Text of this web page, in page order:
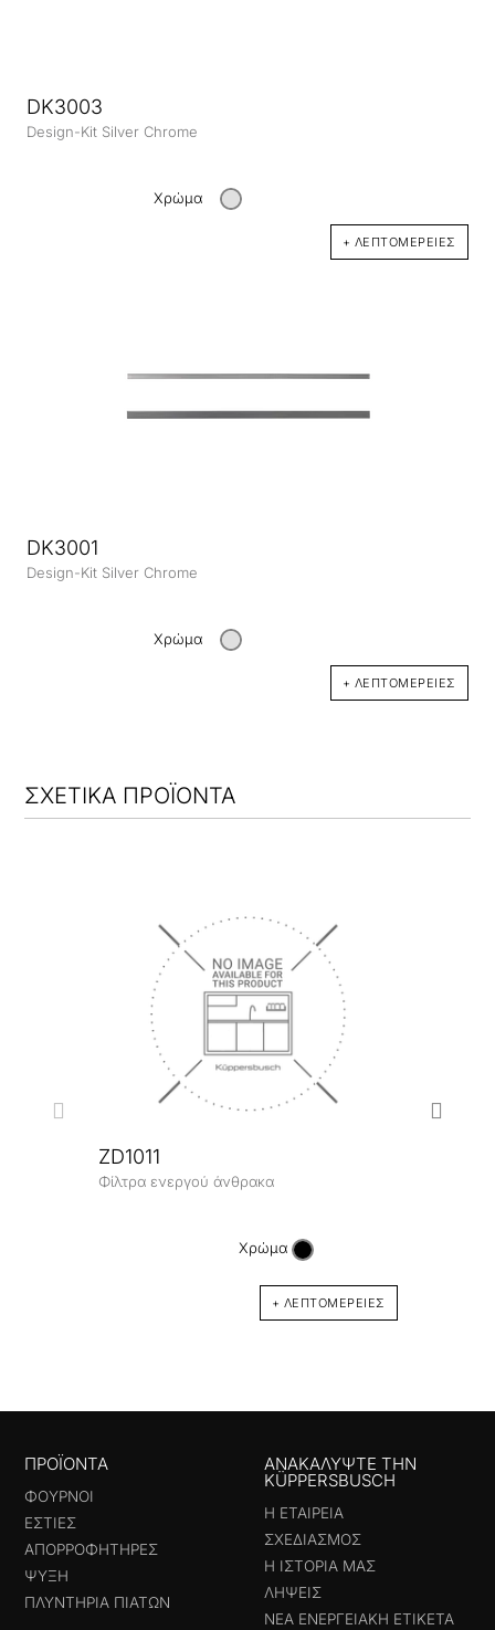
DK3003
Design-Kit Silver Chrome
Χρώμα
+ ΛΕΠΤΟΜΈΡΕΙΕΣ
DK3001
Design-Kit Silver Chrome
Χρώμα
+ ΛΕΠΤΟΜΈΡΕΙΕΣ
ΣΧΕΤΙΚΑ ΠΡΟΪΟΝΤΑ
ZD1011
Φίλτρα ενεργού άνθρακα
Χρώμα
+ ΛΕΠΤΟΜΈΡΕΙΕΣ
ΠΡΟΪΟΝΤΑ
ΦΟΎΡΝΟΙ
ΕΣΤΊΕΣ
ΑΠΟΡΡΟΦΗΤΉΡΕΣ
ΨΎΞΗ
ΠΛΥΝΤΉΡΙΑ ΠΙΆΤΩΝ
ΑΝΑΚΑΛΎΨΤΕ ΤΗΝ
KÜPPERSBUSCH
Η ΕΤΑΙΡΕΊΑ
ΣΧΕΔΙΑΣΜΌΣ
Η ΙΣΤΟΡΊΑ ΜΑΣ
ΛΉΨΕΙΣ
ΝΈΑ ΕΝΕΡΓΕΙΑΚΉ ΕΤΙΚΈΤΑ